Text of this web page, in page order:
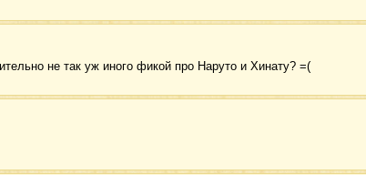
не так уж иного фикой про Наруто и Хинату? =(